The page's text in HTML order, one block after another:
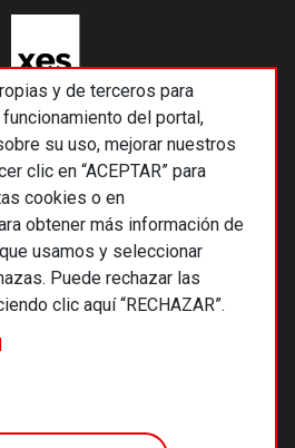
y de terceros para
del portal,
su uso, mejorar nuestros
clic en “ACEPTAR” para
cookies o en
obtener más información de
usamos y seleccionar
Puede rechazar las
clic aquí “RECHAZAR”.
económicas SCCL
y condiciones de uso
de cookies